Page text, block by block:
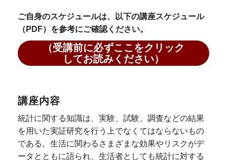
ご自身のスケジュールは、以下の講座スケジュール
（PDF）を参考にご確認ください。
（受講前に必ずここをクリック
してお読みください）
講座内容
統計に関する知識は、実験、試験、調査などの結果
を用いた実証研究を行う上でなくてはならないもの
である。生活に関わるさまざまな効果やリスクがデ
ータとともに語られ、生活者としても統計に対する